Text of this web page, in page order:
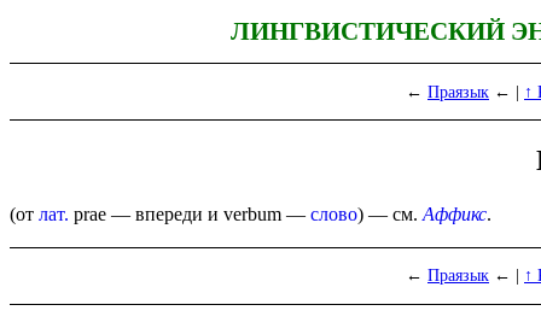
ЛИНГВИСТИЧЕСКИЙ
← Праязык ← | ↑
(от лат. prae — впереди и verbum — слово) — см. Аффикс.
← Праязык ← | ↑